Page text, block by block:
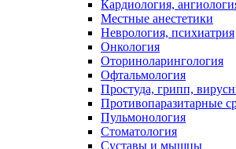
Кардиология,
Местные анестетики
Неврология, психиатрия
Онкология
Оториноларингология
Офтальмология
Простуда, грипп,
Противопаразитарные
Пульмонология
Стоматология
Суставы и мышцы